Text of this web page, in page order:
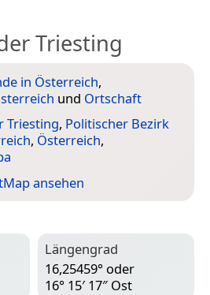
Triesting
in Österreich,
und Ortschaft
Triesting, Politischer Bezirk
, Österreich,
ansehen
Längengrad
16,25459° oder
16° 15′ 17″ Ost